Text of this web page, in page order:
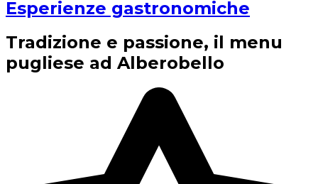
Esperienze gastronomiche
Tradizione e passione, il menu
pugliese ad Alberobello